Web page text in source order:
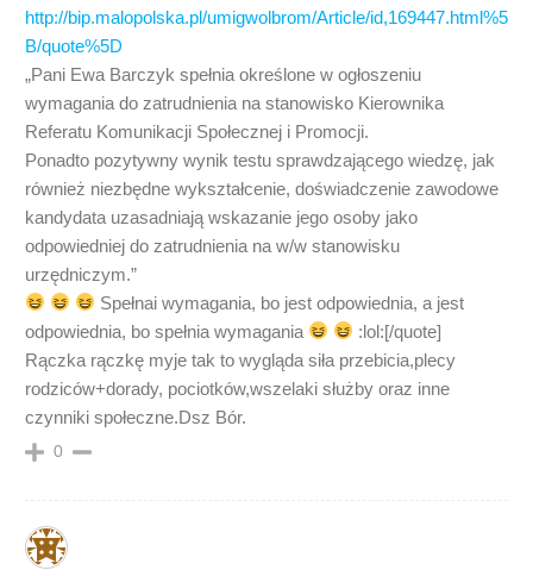
http://bip.malopolska.pl/umigwolbrom/Article/id,169447.html%5
B/quote%5D
„Pani Ewa Barczyk spełnia określone w ogłoszeniu
wymagania do zatrudnienia na stanowisko Kierownika
Referatu Komunikacji Społecznej i Promocji.
Ponadto pozytywny wynik testu sprawdzającego wiedzę, jak
również niezbędne wykształcenie, doświadczenie zawodowe
kandydata uzasadniają wskazanie jego osoby jako
odpowiedniej do zatrudnienia na w/w stanowisku
urzędniczym.”
Spełnai wymagania, bo jest odpowiednia, a jest
odpowiednia, bo spełnia wymagania
:lol:[/quote]
Rączka rączkę myje tak to wygląda siła przebicia,plecy
rodziców+dorady, pociotków,wszelaki służby oraz inne
czynniki społeczne.Dsz Bór.
0